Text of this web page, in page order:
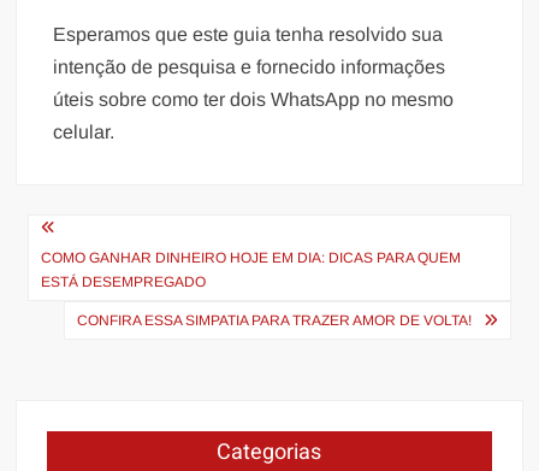
Esperamos que este guia tenha resolvido sua
intenção de pesquisa e fornecido informações
úteis sobre como ter dois WhatsApp no mesmo
celular.
Navegação
de
Post
COMO GANHAR DINHEIRO HOJE EM DIA: DICAS PARA QUEM
ESTÁ DESEMPREGADO
CONFIRA ESSA SIMPATIA PARA TRAZER AMOR DE VOLTA!
Categorias